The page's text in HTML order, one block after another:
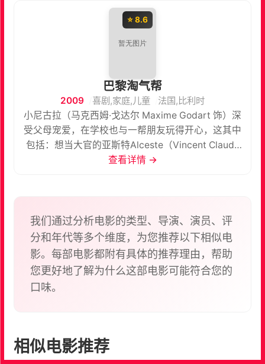
⭐ 8.6
巴黎淘气帮
2009 喜剧,家庭,儿童
法国,比利时
小尼古拉（马克西姆·戈达尔 Maxime Godart 饰）深
受父母宠爱，在学校也与一帮朋友玩得开心，这其中
包括：想当大官的亚斯特Alceste（Vincent Claude
饰）、以后会继承父业的杰夫Geoffroy（Charles
跟老爸一样成为警察的鲁夫Rufus（Germain Petit
Damico 饰）以及全班第一名永远不会被罚站也是老
师（Sandrine Kiberlain 饰）的最爱学生同时是其他
同学眼中讨厌的大蟑螂的阿南Agnan（Damien
Ferdel 饰）。 有一天，尼古拉的妈妈（瓦莱丽·勒梅
西埃 Valérie Lemercier 饰）建议爸爸（凯德·麦拉德
让他以为父母要生个小弟弟，不要他了。沮丧的小尼
古拉请求朋友们的帮助，大家七嘴八舌给他出了一堆
查看详情 →
我们通过分析电影的类型、导演、演员、评
分和年代等多个维度，为您推荐以下相似电
影。每部电影都附有具体的推荐理由，帮助
您更好地了解为什么这部电影可能符合您的
口味。
相似电影推荐